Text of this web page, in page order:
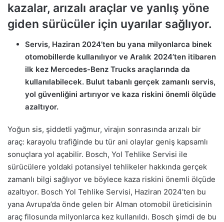
kazalar, arızalı araçlar ve yanlış yöne
giden sürücüler için uyarılar sağlıyor.
Servis, Haziran 2024’ten bu yana milyonlarca binek
otomobillerde kullanılıyor ve Aralık 2024’ten itibaren
ilk kez Mercedes-Benz Trucks araçlarında da
kullanılabilecek. Bulut tabanlı gerçek zamanlı servis,
yol güvenliğini artırıyor ve kaza riskini önemli ölçüde
azaltıyor.
Yoğun sis, şiddetli yağmur, virajın sonrasında arızalı bir
araç: karayolu trafiğinde bu tür ani olaylar geniş kapsamlı
sonuçlara yol açabilir. Bosch, Yol Tehlike Servisi ile
sürücülere yoldaki potansiyel tehlikeler hakkında gerçek
zamanlı bilgi sağlıyor ve böylece kaza riskini önemli ölçüde
azaltıyor. Bosch Yol Tehlike Servisi, Haziran 2024’ten bu
yana Avrupa’da önde gelen bir Alman otomobil üreticisinin
araç filosunda milyonlarca kez kullanıldı. Bosch şimdi de bu